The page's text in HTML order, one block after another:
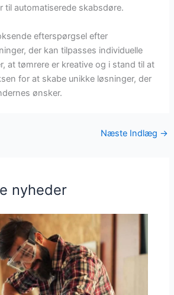
til automatiserede skabsdøre.
efterspørgsel efter
der kan tilpasses individuelle
at tømrere er kreative og i stand til at
for at skabe unikke løsninger, der
ønsker.
Næste Indlæg →
nyheder